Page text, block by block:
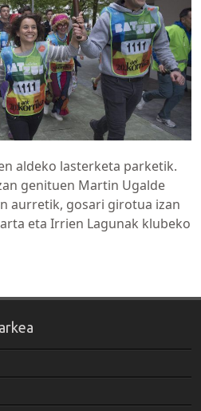
aldeko lasterketa parketik.
genituen Martin Ugalde
aurretik, gosari girotua izan
eta Irrien Lagunak klubeko